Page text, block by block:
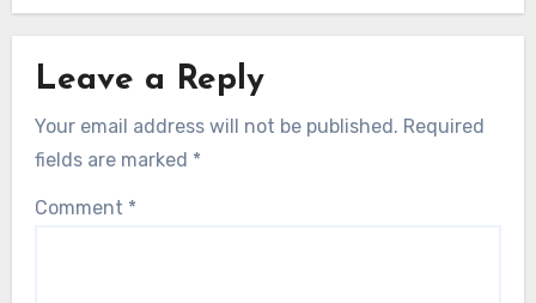
Leave a Reply
Your email address will not be published. Required
fields are marked *
Comment *